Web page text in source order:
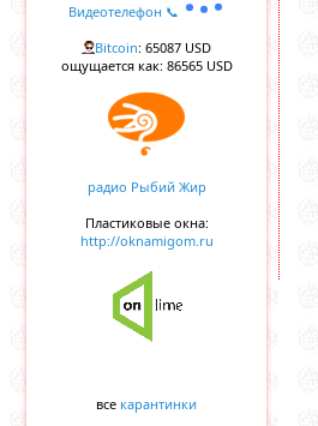
Видеотелефон 📞
Bitcoin: 65087 USD
ощущается как: 86565 USD
радио Рыбий Жир
Пластиковые окна:
http://oknamigom.ru
все карантинки